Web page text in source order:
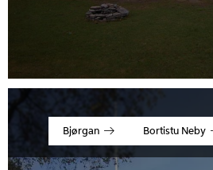
Bjørgan Bortistu Neby